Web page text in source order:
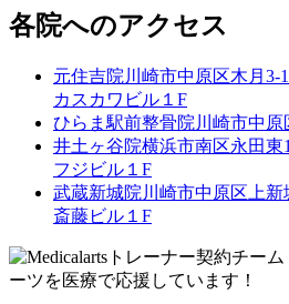
各院へのアクセス
元住吉院 川崎市中原区木月3-
カスカワビル１F
ひらま駅前整骨院 川崎市中
井土ヶ谷院横浜市南区永田東
フジビル１F
武蔵新城院 川崎市中原区上新
斎藤ビル１F